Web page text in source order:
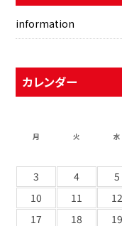
information
カレンダー
月 火 水
3
4 5
10
11 12
17
18 19